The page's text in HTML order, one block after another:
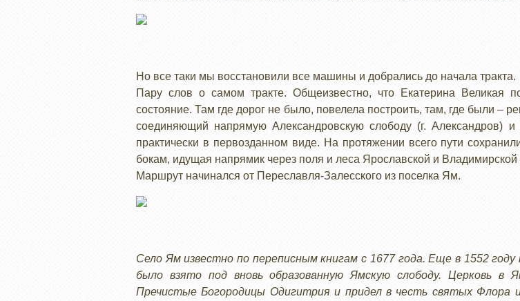
Но все таки мы восстановили все машины и добрались до начала тракта.
Пару слов о самом тракте. Общеизвестно, что Екатерина Великая
состояние. Там где дорог не было, повелела построить, там, где были –
соединяющий напрямую Александровскую слободу (г. Александров)
практически в первозданном виде. На протяжении всего пути
бокам, идущая напрямик через поля и леса Ярославской и Владимирской
Маршрут начинался от Переславля-Залесского из поселка Ям.
Село Ям известно по переписным книгам с 1677 года. Еще в 1552
было взято под вновь образованную Ямскую слободу. Церковь в
Пречистые Богородицы Одигитрия и придел в честь святых Флора